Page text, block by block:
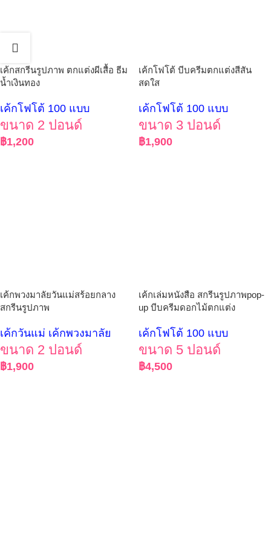
เค้กสกรีนรูปภาพ ตกแต่งผีเสื้อ ธีม
น้ำเงินทอง
เค้กโฟโต้ 100 แบบ
ขนาด 2 ปอนด์
฿1,200
เค้กโฟโต้ บีบครีมตกแต่งสีสัน
สดใส
เค้กโฟโต้ 100 แบบ
ขนาด 3 ปอนด์
฿1,900
เค้กพวงมาลัยวันแม่สร้อยกลาง
สกรีนรูปภาพ
เค้กวันแม่ เค้กพวงมาลัย
ขนาด 2 ปอนด์
฿1,900
เค้กเล่มหนังสือ สกรีนรูปภาพpop-
up บีบครีมดอกไม้ตกแต่ง
เค้กโฟโต้ 100 แบบ
ขนาด 5 ปอนด์
฿4,500